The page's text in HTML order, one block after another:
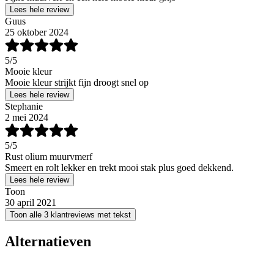
Lees hele review
Guus
25 oktober 2024
5/5
Mooie kleur
Mooie kleur strijkt fijn droogt snel op
Lees hele review
Stephanie
2 mei 2024
5/5
Rust olium muurvmerf
Smeert en rolt lekker en trekt mooi stak plus goed dekkend.
Lees hele review
Toon
30 april 2021
Toon alle 3 klantreviews met tekst
Alternatieven